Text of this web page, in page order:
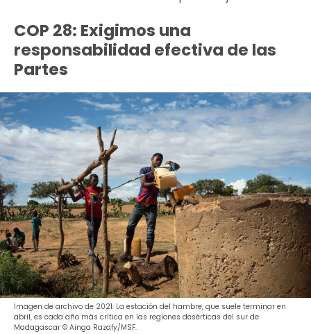
COP 28: Exigimos una
responsabilidad efectiva de las
Partes
Imagen de archivo de 2021: La estación del hambre, que suele terminar en
abril, es cada año más crítica en las regiones desérticas del sur de
Madagascar © Ainga Razafy/MSF.